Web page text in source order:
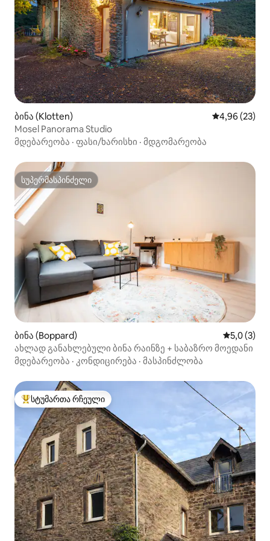
ბინა (Klotten) საშუალო
4,96 (23)
Mosel Panorama Studio
მდებარეობა · ფასი/ხარისხი · მდგომარეობა
სუპერმასპინძელი
სუპერმასპინძელი
ბინა (Boppard) საშუალო
5,0 (3)
ახლად განახლებული ბინა რაინზე + საბაზრო მოედანი
მდებარეობა · კონდიცირება · მასპინძლობა
სტუმართა რჩეული მოწინავე ვარიანტი
სტუმართა რჩეული